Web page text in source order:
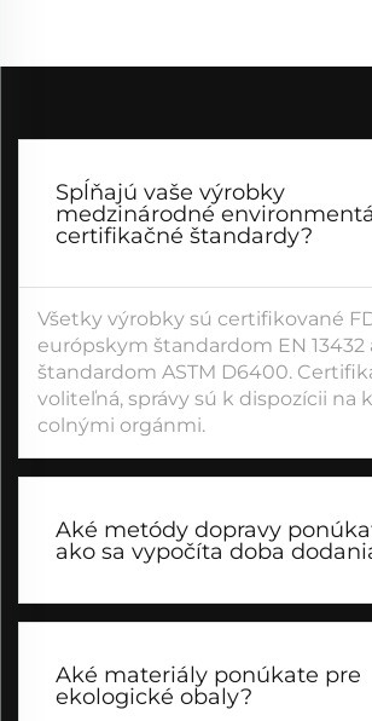
Spĺňajú vaše výrobky
medzinárodné
certifikačné štandardy?
Všetky výrobky sú certifikované
európskym štandardom EN
štandardom ASTM D6400.
voliteľná, správy sú k dispozícii na
colnými orgánmi.
Aké metódy dopravy
ako sa vypočíta doba
Aké materiály ponúkate pre
ekologické obaly?